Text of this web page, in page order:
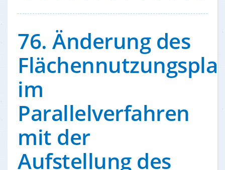
76. Änderung des
im
Parallelverfahren
mit der
Aufstellung des